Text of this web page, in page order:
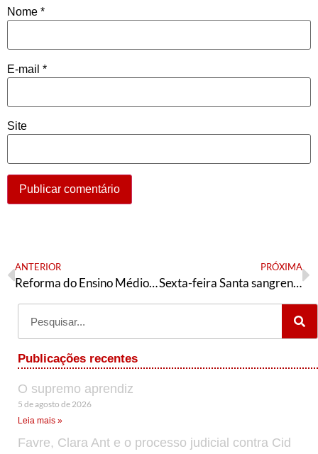
Nome *
E-mail *
Site
ANTERIOR
Reforma do Ensino Médio afronta a educação pública
PRÓXIMA
Sexta-feira Santa sangrenta na Palestina ocupada
Publicações recentes
O supremo aprendiz
5 de agosto de 2026
Leia mais »
Favre, Clara Ant e o processo judicial contra Cid